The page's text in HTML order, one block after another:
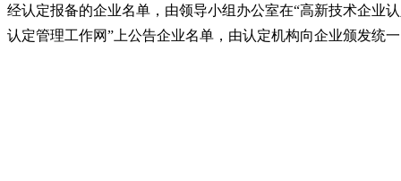
经认定报备的企业名单，由领导小组办公室在“高新技术企业
认定管理工作网”上公告企业名单，由认定机构向企业颁发统